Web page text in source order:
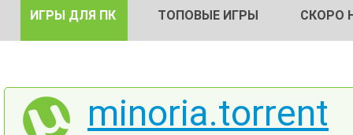
ИГРЫ ДЛЯ ПК ТОПОВЫЕ ИГРЫ СКОРО
minoria.torrent